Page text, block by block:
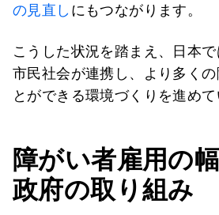
の見直し にもつながります。
こうした状況を踏まえ、日本で
市民社会が連携し、より多くの
とができる環境づくりを進めて
障がい者雇用の
政府の取り組み